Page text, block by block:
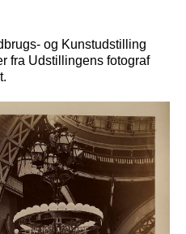
og Kunstudstilling
fra Udstillingens fotograf